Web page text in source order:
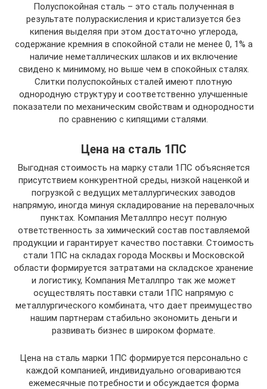
Полуспокойная сталь – это сталь полученная в
результате полураскисления и кристализуется без
кипения выделяя при этом достаточно углерода,
содержание кремния в спокойной стали не менее 0, 1% а
наличие неметаллических шлаков и их включение
свидено к минимому, но выше чем в спокойных сталях.
Слитки полуспокойных сталей имеют плотную
однородную структуру и соответственно улучшенные
показатели по механическим свойствам и однородности
по сравнению с кипящими сталями.
Цена на сталь 1ПС
Выгодная стоимость на марку стали 1ПС объясняется
присутствием конкурентной среды, низкой наценкой и
погрузкой с ведущих металлургических заводов
напрямую, иногда минуя складирование на перевалочных
пунктах. Компания Металлпро несут полную
ответственность за химический состав поставляемой
продукции и гарантирует качество поставки. Стоимость
стали 1ПС на складах города Москвы и Московской
области формируется затратами на складское хранение
и логистику, Компания Металлпро так же может
осуществлять поставки стали 1ПС напрямую с
металлургического комбината, что дает преимущество
нашим партнерам стабильно экономить деньги и
развивать бизнес в широком формате.
Цена на сталь марки 1ПС формируется персонально с
каждой компанией, индивидуально оговариваются
ежемесячные потребности и обсуждается форма